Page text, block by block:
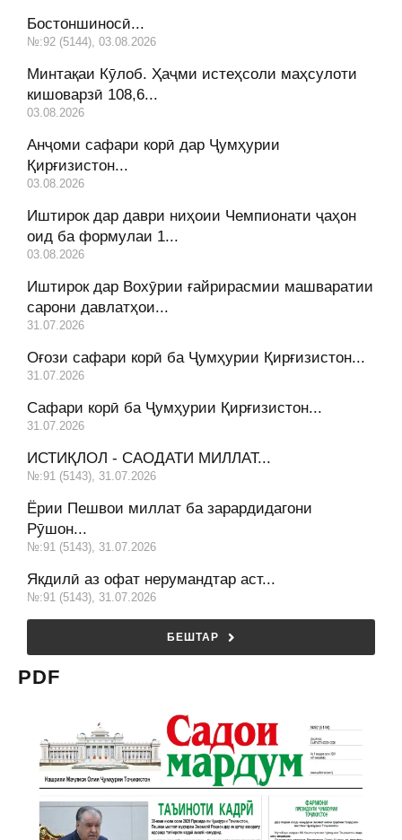
Бостоншиносӣ...
№:92 (5144), 03.08.2026
Минтақаи Кӯлоб. Ҳаҷми истеҳсоли маҳсулоти
кишоварзӣ 108,6...
03.08.2026
Анҷоми сафари корӣ дар Ҷумҳурии
Қирғизистон...
03.08.2026
Иштирок дар даври ниҳоии Чемпионати ҷаҳон
оид ба формулаи 1...
03.08.2026
Иштирок дар Вохӯрии ғайрирасмии машваратии
сарони давлатҳои...
31.07.2026
Оғози сафари корӣ ба Ҷумҳурии Қирғизистон...
31.07.2026
Сафари корӣ ба Ҷумҳурии Қирғизистон...
31.07.2026
ИСТИҚЛОЛ - САОДАТИ МИЛЛАТ...
№:91 (5143), 31.07.2026
Ёрии Пешвои миллат ба зарардидагони
Рӯшон...
№:91 (5143), 31.07.2026
Якдилӣ аз офат нерумандтар аст...
№:91 (5143), 31.07.2026
БЕШТАР
PDF